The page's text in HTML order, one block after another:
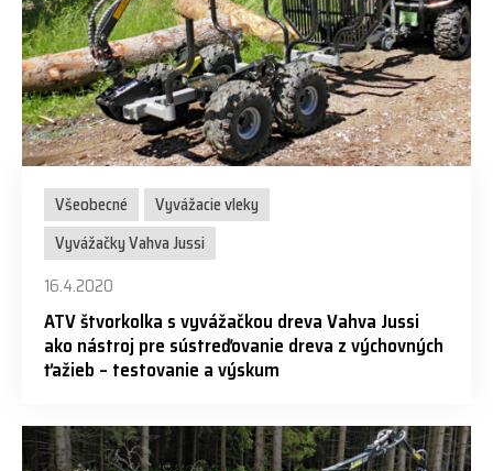
Všeobecné
Vyvážacie vleky
Vyvážačky Vahva Jussi
16.4.2020
ATV štvorkolka s vyvážačkou dreva Vahva Jussi
ako nástroj pre sústreďovanie dreva z výchovných
ťažieb – testovanie a výskum